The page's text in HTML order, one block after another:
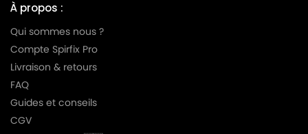
À propos :
Qui sommes nous ?
Compte Spirfix Pro
Livraison & retours
FAQ
Guides et conseils
CGV